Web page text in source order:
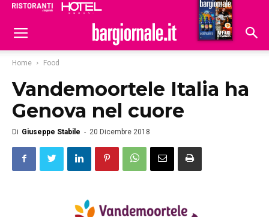
Hoteldomani
Home Food
Vandemoortele Italia ha
Genova nel cuore
Di Giuseppe Stabile - 20 Dicembre 2018